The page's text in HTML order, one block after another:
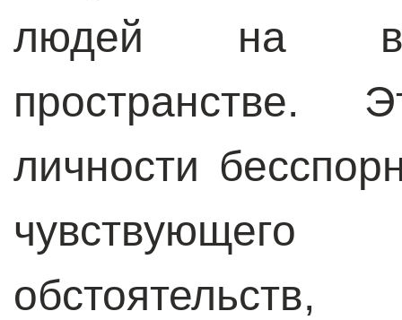
людей на
пространстве.
личности